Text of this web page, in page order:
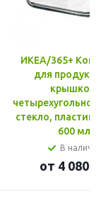
ИКЕА/365+
для
крышкой,
стекло, пластик
600 мл
В
от 4 080 ₸